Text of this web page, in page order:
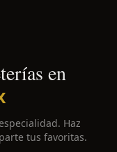
en
Haz
tus favoritas.